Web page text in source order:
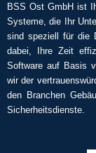
BSS Ost GmbH ist
Systeme, die Ihr
sind speziell für die
dabei, Ihre Zeit
Software auf Basis
wir der
den Branchen
Sicherheitsdienste.